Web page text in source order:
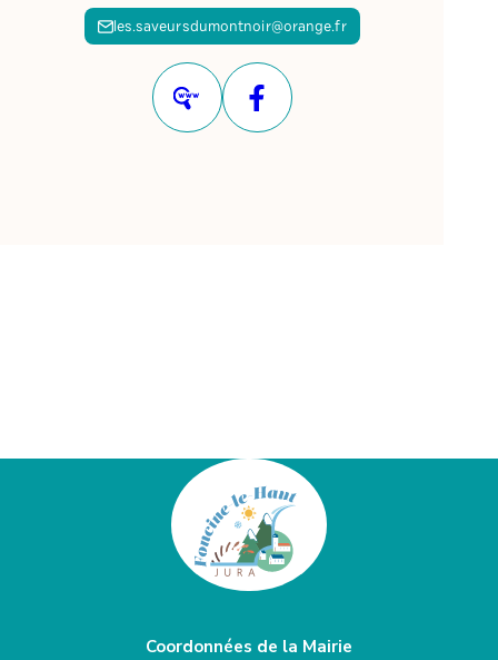
les.saveursdumontnoir@orange.fr
Site
internet
Facebook
Coordonnées de la Mairie